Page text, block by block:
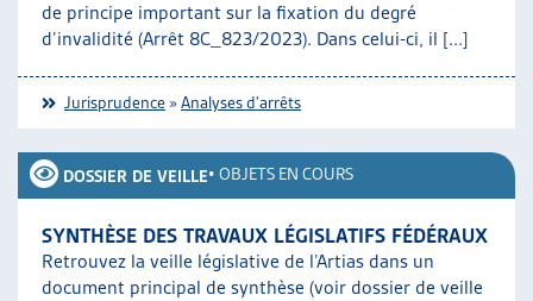
de principe important sur la fixation du degré
d’invalidité (Arrêt 8C_823/2023). Dans celui-ci, il [...]
Jurisprudence »Analyses d'arrêts
DOSSIER DE VEILLE• OBJETS EN COURS
SYNTHÈSE DES TRAVAUX LÉGISLATIFS FÉDÉRAUX
Retrouvez la veille législative de l’Artias dans un
document principal de synthèse (voir dossier de veille